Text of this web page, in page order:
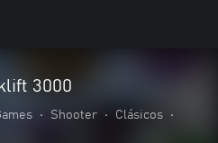
3000
• Shooter • Clásicos
•